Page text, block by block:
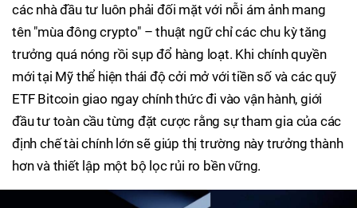
các nhà đầu tư luôn phải đối mặt với nỗi ám ảnh mang
tên "mùa đông crypto" – thuật ngữ chỉ các chu kỳ tăng
trưởng quá nóng rồi sụp đổ hàng loạt. Khi chính quyền
mới tại Mỹ thể hiện thái độ cởi mở với tiền số và các quỹ
ETF Bitcoin giao ngay chính thức đi vào vận hành, giới
đầu tư toàn cầu từng đặt cược rằng sự tham gia của các
định chế tài chính lớn sẽ giúp thị trường này trưởng thành
hơn và thiết lập một bộ lọc rủi ro bền vững.